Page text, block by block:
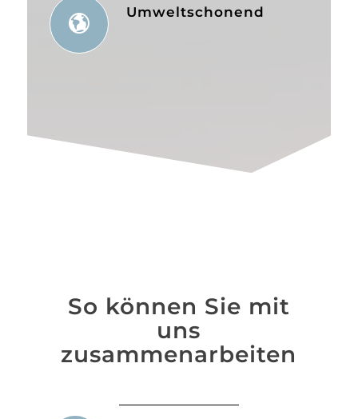
Umweltschonend
So können Sie mit
uns
zusammenarbeiten